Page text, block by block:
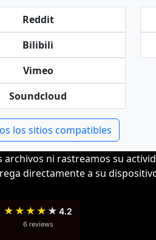
Reddit
Bilibili
Vimeo
Soundcloud
los sitios compatibles
ni rastreamos su
directamente a su
★ ★ ★ ★ ★ 4.2
6 reviews